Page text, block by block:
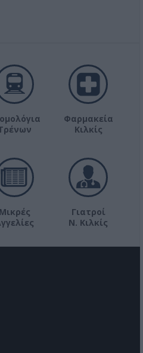
Φαρμακεία
Κιλκίς
Μικρές
Γιατροί
Ν. Κιλκίς